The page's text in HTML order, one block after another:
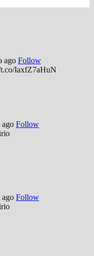
ago Follow
IaxfZ7aHuN
ago Follow
ago Follow